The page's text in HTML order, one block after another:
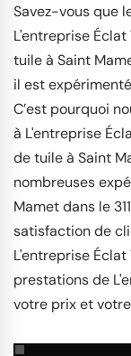
Savez-vous que
L'entreprise
tuile à Saint
il est
C’est pourquoi
à L'entreprise
de tuile à Saint
nombreuses
Mamet dans le
satisfaction de
L'entreprise Éclat
prestations de
votre prix et